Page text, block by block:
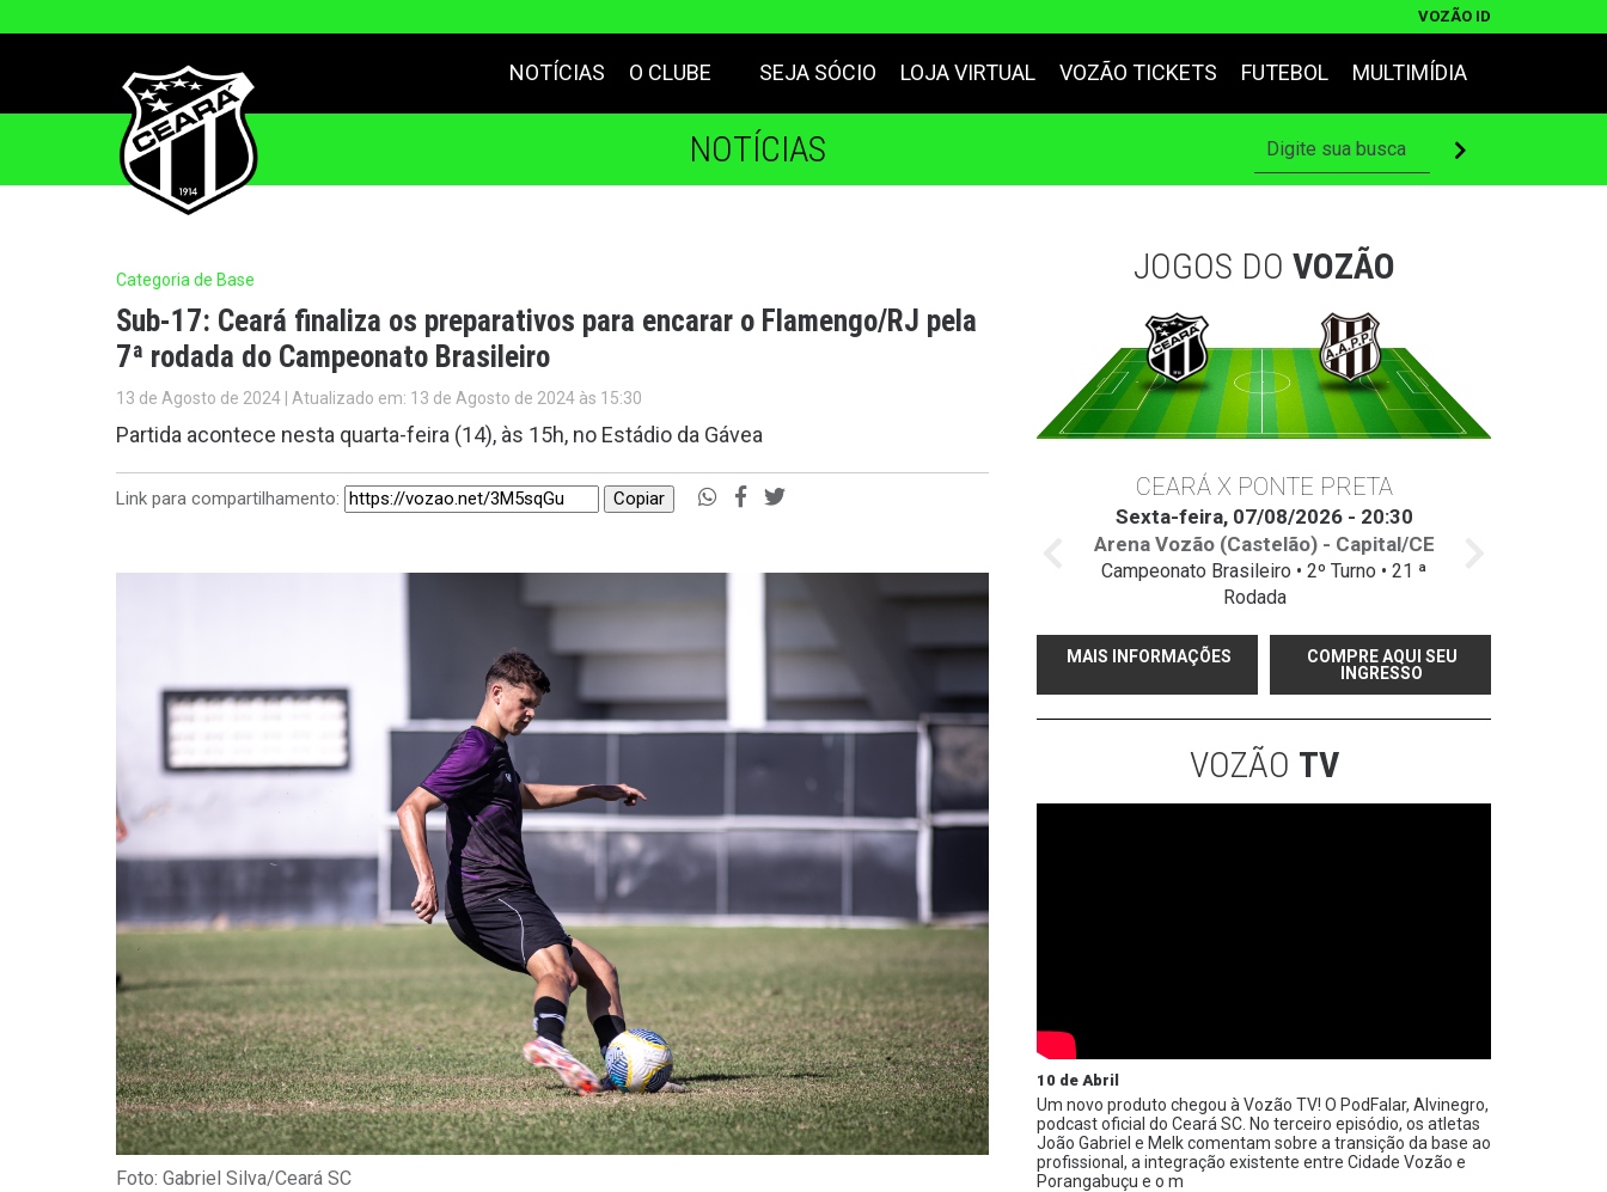
VOZÃO ID
NOTÍCIAS O CLUBE SEJA SÓCIO LOJA VIRTUAL VOZÃO TICKETS FUTEBOL MULTIMÍDIA
NOTÍCIAS
Categoria de Base
Sub-17: Ceará finaliza os preparativos para encarar o Flamengo/RJ pela
7ª rodada do Campeonato Brasileiro
13 de Agosto de 2024 | Atualizado em: 13 de Agosto de 2024 às 15:30
Partida acontece nesta quarta-feira (14), às 15h, no Estádio da Gávea
Link para compartilhamento: Copiar
Foto: Gabriel Silva/Ceará SC
JOGOS DO VOZÃO
CEARÁ X PONTE PRETA
Sexta-feira, 07/08/2026 - 20:30
Arena Vozão (Castelão) - Capital/CE
Campeonato Brasileiro • 2º Turno • 21 ª
Rodada
MAIS INFORMAÇÕES
COMPRE AQUI SEU
INGRESSO
VOZÃO TV
10 de Abril
Um novo produto chegou à Vozão TV! O PodFalar, Alvinegro,
podcast oficial do Ceará SC. No terceiro episódio, os atletas
João Gabriel e Melk comentam sobre a transição da base ao
profissional, a integração existente entre Cidade Vozão e
Porangabuçu e o m